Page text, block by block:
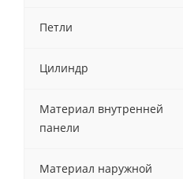
Петли
Цилиндр
Материал внутренней
панели
Материал наружной